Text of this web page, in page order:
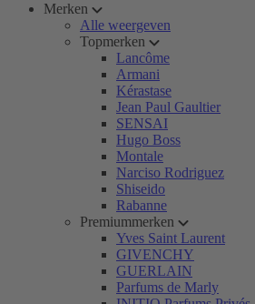
Merken
Alle weergeven
Topmerken
Lancôme
Armani
Kérastase
Jean Paul Gaultier
SENSAI
Hugo Boss
Montale
Narciso Rodriguez
Shiseido
Rabanne
Premiummerken
Yves Saint Laurent
GIVENCHY
GUERLAIN
Parfums de Marly